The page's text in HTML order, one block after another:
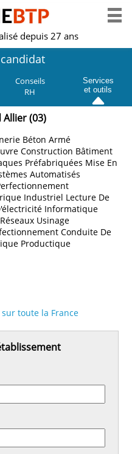
depuis 27 ans
Conseils
RH
Services
et outils
Allier (03)
Béton Armé
Construction Bâtiment
Préfabriquées Mise En
Automatisés
Industriel Lecture De
Informatique
Usinage
Conduite De
Productique
toute la France